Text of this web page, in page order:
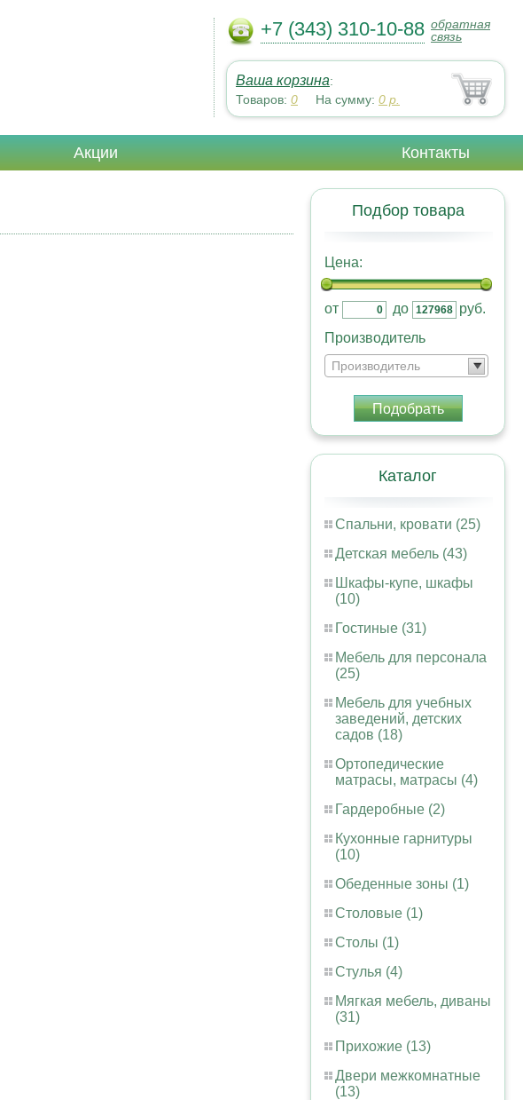
+7 (343) 310-10-88 обратная
связь
Ваша корзина:
Товаров: 0 На сумму: 0 р.
Акции Контакты
Подбор товара
Цена:
от до
руб.
Производитель
Производитель
Подобрать
Каталог
Спальни, кровати (25)
Детская мебель (43)
Шкафы-купе, шкафы
(10)
Гостиные (31)
Мебель для персонала
(25)
Мебель для учебных
заведений, детских
садов (18)
Ортопедические
матрасы, матрасы (4)
Гардеробные (2)
Кухонные гарнитуры
(10)
Обеденные зоны (1)
Столовые (1)
Столы (1)
Стулья (4)
Мягкая мебель, диваны
(31)
Прихожие (13)
Двери межкомнатные
(13)